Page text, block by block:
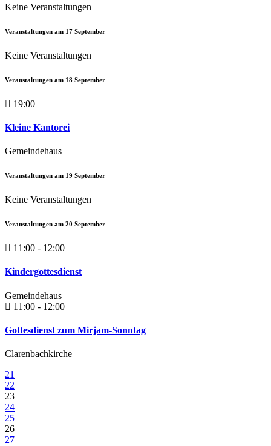
Keine Veranstaltungen
Veranstaltungen am 17 September
Keine Veranstaltungen
Veranstaltungen am 18 September
19:00
Kleine Kantorei
Gemeindehaus
Veranstaltungen am 19 September
Keine Veranstaltungen
Veranstaltungen am 20 September
11:00 - 12:00
Kindergottesdienst
Gemeindehaus
11:00 - 12:00
Gottesdienst zum Mirjam-Sonntag
Clarenbachkirche
21
22
23
24
25
26
27